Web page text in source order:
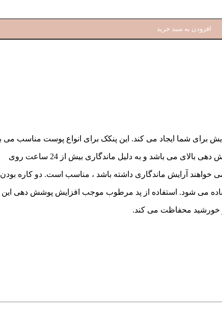
افزودن به سبد خرید
می باشد و به دلیل ماندگاری بیش از 24 ساعت روی
آرایش ماندگاری داشته باشد ، مناسب است. دو کاره بودن
می شود. استفاده از پد مرطوب موجب افزایش پوشش دهی این